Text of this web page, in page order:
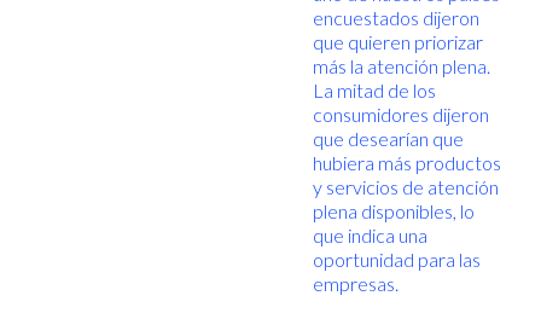
encuestados dijeron
que quieren priorizar
más la atención plena.
La mitad de los
consumidores dijeron
que desearían que
hubiera más productos
y servicios de atención
plena disponibles, lo
que indica una
oportunidad para las
empresas.